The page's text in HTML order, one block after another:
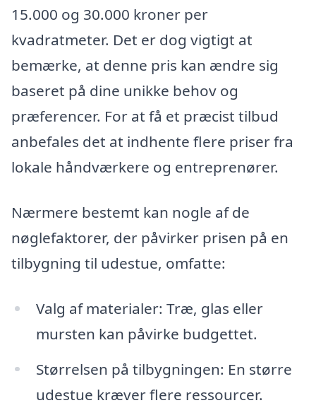
15.000 og 30.000 kroner per
kvadratmeter. Det er dog vigtigt at
bemærke, at denne pris kan ændre sig
baseret på dine unikke behov og
præferencer. For at få et præcist tilbud
anbefales det at indhente flere priser fra
lokale håndværkere og entreprenører.
Nærmere bestemt kan nogle af de
nøglefaktorer, der påvirker prisen på en
tilbygning til udestue, omfatte:
Valg af materialer: Træ, glas eller
mursten kan påvirke budgettet.
Størrelsen på tilbygningen: En større
udestue kræver flere ressourcer.